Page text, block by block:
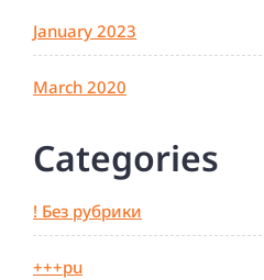
January 2023
March 2020
Categories
! Без рубрики
+++pu